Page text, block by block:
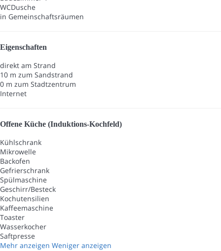
WCDusche
in Gemeinschaftsräumen
Eigenschaften
direkt am Strand
10 m zum Sandstrand
0 m zum Stadtzentrum
Internet
Offene Küche (Induktions-Kochfeld)
Kühlschrank
Mikrowelle
Backofen
Gefrierschrank
Spülmaschine
Geschirr/Besteck
Kochutensilien
Kaffeemaschine
Toaster
Wasserkocher
Saftpresse
Mehr anzeigen Weniger anzeigen